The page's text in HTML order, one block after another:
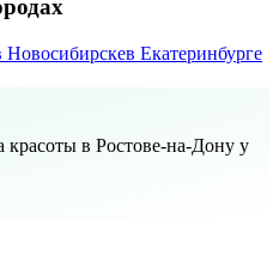
Новосибирскев Екатеринбурге
красоты в Ростове-на-Дону у